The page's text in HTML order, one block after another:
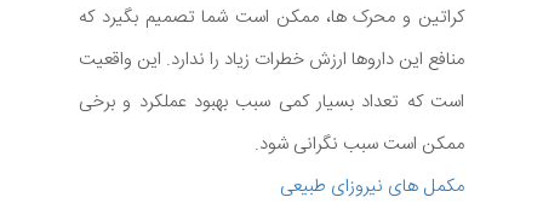
کراتین و محرک ها، ممکن است شما تصمیم بگیرد که
منافع این داروها ارزش خطرات زیاد را ندارد. این واقعیت
است که تعداد بسیار کمی سبب بهبود عملکرد و برخی
ممکن است سبب نگرانی شود.
مکمل های نیروزای طبیعی